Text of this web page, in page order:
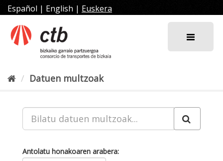
Joan
edukira
Español | English | Euskera
Datuen multzoak
Antolatu honakoaren arabera